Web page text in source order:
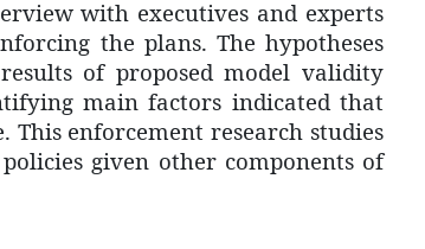
with executives and experts
the plans. The hypotheses
of proposed model validity
main factors indicated that
enforcement research studies
given other components of